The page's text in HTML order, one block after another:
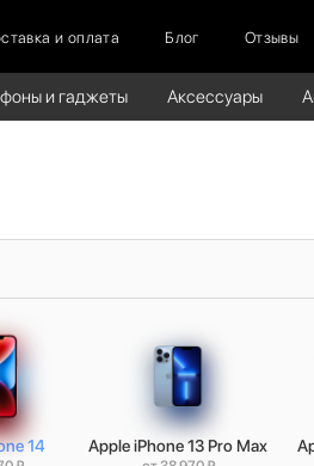
и оплата Блог Отзывы
и гаджеты Аксессуары
14 Apple iPhone 13 Pro Max